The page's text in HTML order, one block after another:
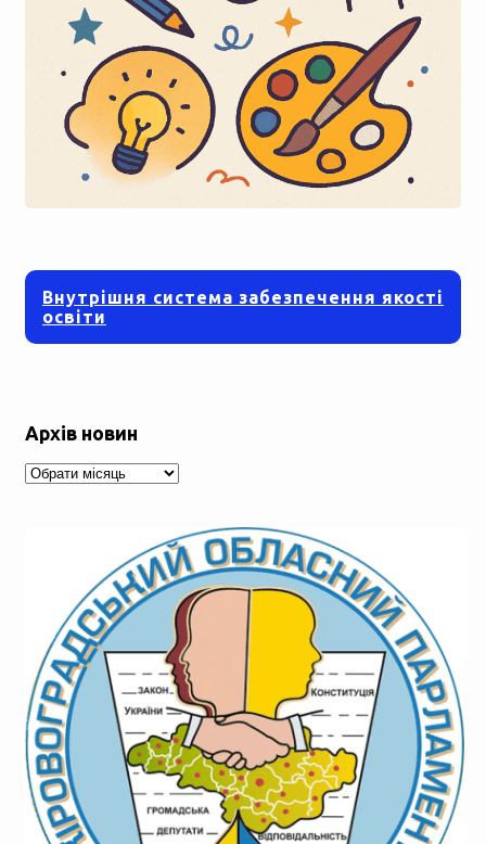
Внутрішня система забезпечення якості
освіти
Архів новин
Архів
новин